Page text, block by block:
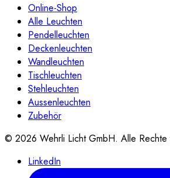
Online-Shop
Alle Leuchten
Pendelleuchten
Deckenleuchten
Wandleuchten
Tischleuchten
Stehleuchten
Aussenleuchten
Zubehör
© 2026 Wehrli Licht GmbH. Alle Rechte
LinkedIn